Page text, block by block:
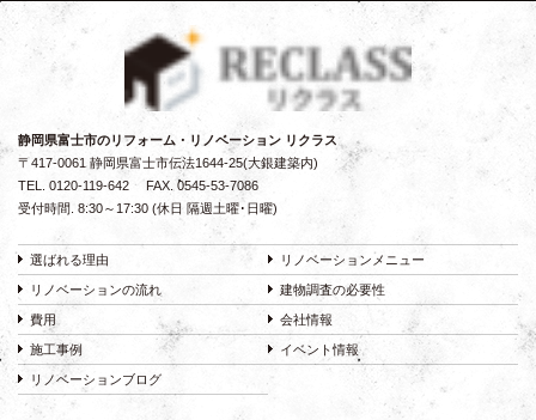
静岡県富士市のリフォーム・リノベーション リクラス
〒417-0061 静岡県富士市伝法1644-25(大銀建築内)
TEL. 0120-119-642 FAX. 0545-53-7086
受付時間. 8:30～17:30 (休日 隔週土曜･日曜)
選ばれる理由 リノベーションメニュー
リノベーションの流れ 建物調査の必要性
費用 会社情報
施工事例 イベント情報
リノベーションブログ